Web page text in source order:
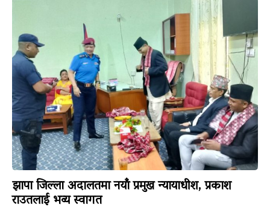
झापा जिल्ला अदालतमा नयाँ प्रमुख न्यायाधीश, प्रकाश
राउतलाई भव्य स्वागत